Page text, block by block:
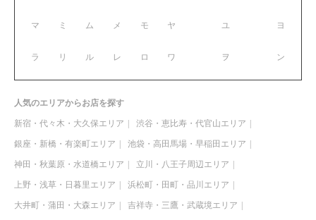
マ ミ ム メ モ
ラ リ ル レ ロ
ヤ ユ ヨ
ワ ヲ ン
人気のエリアからお店を探す
新宿・代々木・大久保エリア 渋谷・恵比寿・代官山エリア
銀座・新橋・有楽町エリア 池袋・高田馬場・早稲田エリア
神田・秋葉原・水道橋エリア 立川・八王子周辺エリア
上野・浅草・日暮里エリア 浜松町・田町・品川エリア
大井町・蒲田・大森エリア 吉祥寺・三鷹・武蔵境エリア